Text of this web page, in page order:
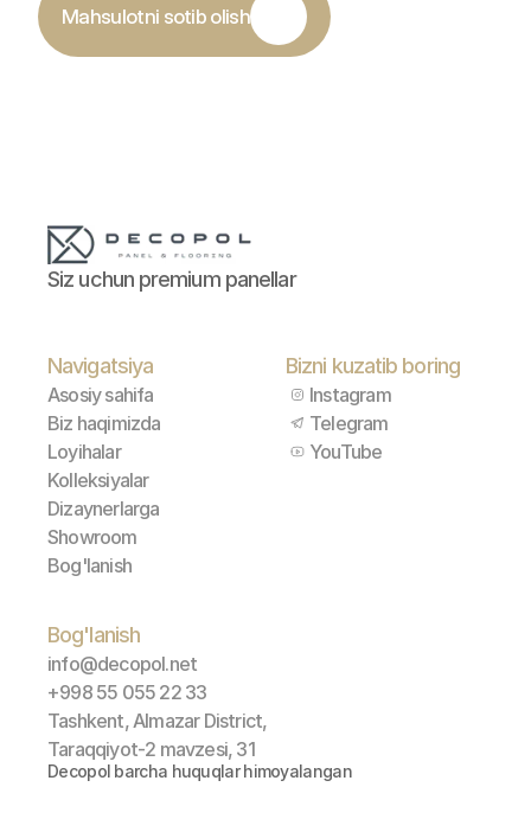
Mahsulotni sotib olish
Siz uchun premium panellar
Navigatsiya
Asosiy sahifa
Biz haqimizda
Loyihalar
Kolleksiyalar
Dizaynerlarga
Showroom
Bog'lanish
Bizni kuzatib boring
Instagram
Telegram
YouTube
Bog'lanish
info@decopol.net
+998 55 055 22 33
Tashkent, Almazar District,
Taraqqiyot-2 mavzesi, 31
Decopol barcha huquqlar himoyalangan